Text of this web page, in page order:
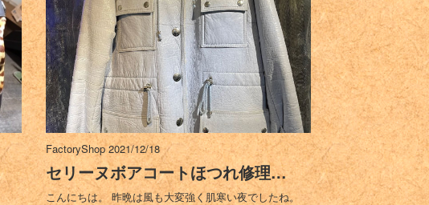
FactoryShop2021/12/18
セリーヌボアコートほつれ修理…
こんにちは。 昨晩は風も大変強く肌寒い夜でしたね。